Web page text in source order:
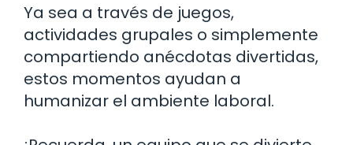
Ya sea a través de juegos,
actividades grupales o simplemente
compartiendo anécdotas divertidas,
estos momentos ayudan a
humanizar el ambiente laboral.